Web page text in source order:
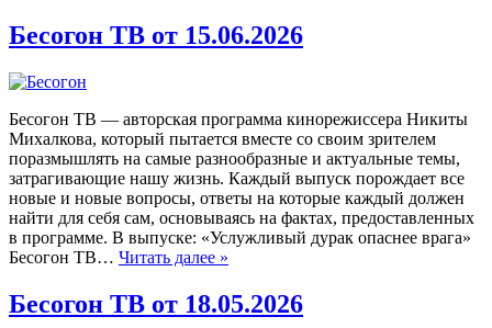
Бесогон ТВ от 15.06.2026
Бесогон ТВ — авторская программа кинорежиссера Никиты
Михалкова, который пытается вместе со своим зрителем
поразмышлять на самые разнообразные и актуальные темы,
затрагивающие нашу жизнь. Каждый выпуск порождает все
новые и новые вопросы, ответы на которые каждый должен
найти для себя сам, основываясь на фактах, предоставленных
в программе. В выпуске: «Услужливый дурак опаснее врага»
Бесогон ТВ… Читать далее »
Бесогон ТВ от 18.05.2026